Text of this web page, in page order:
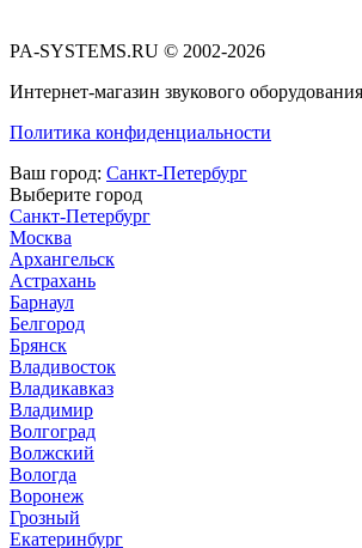
PA-SYSTEMS.RU © 2002-2026
Интернет-магазин звукового оборудования
Политика конфиденциальности
Ваш город: Санкт-Петербург
Выберите город
Санкт-Петербург
Москва
Архангельск
Астрахань
Барнаул
Белгород
Брянск
Владивосток
Владикавказ
Владимир
Волгоград
Волжский
Вологда
Воронеж
Грозный
Екатеринбург